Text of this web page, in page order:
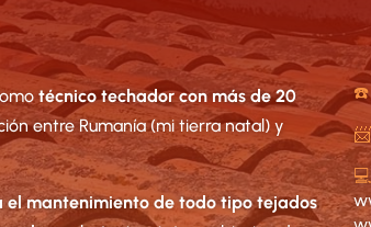
técnico techador con más de 20
entre Rumanía (mi tierra natal) y
el mantenimiento de todo tipo tejados
☎️
📨
💻